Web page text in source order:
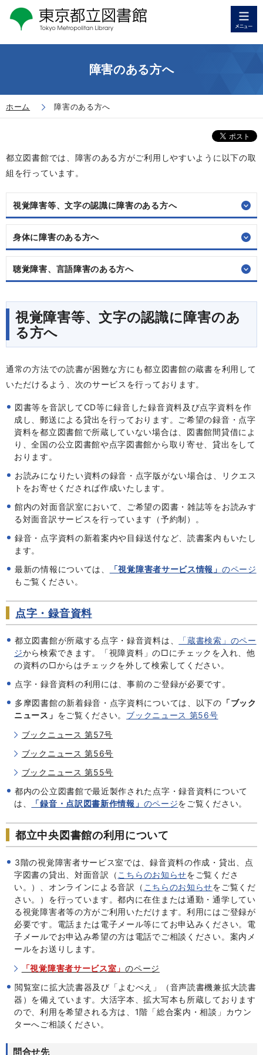
障害のある方へ
ホーム 障害のある方へ
都立図書館では、障害のある方がご利用しやすいように以下の取
組を行っています。
視覚障害等、文字の認識に障害のある方へ
身体に障害のある方へ
聴覚障害、言語障害のある方へ
視覚障害等、文字の認識に障害のあ
る方へ
通常の方法での読書が困難な方にも都立図書館の蔵書を利用して
いただけるよう、次のサービスを行っております。
図書等を音訳してCD等に録音した録音資料及び点字資料を作
成し、郵送による貸出を行っております。ご希望の録音・点字
資料を都立図書館で所蔵していない場合は、図書館間貸借によ
り、全国の公立図書館や点字図書館から取り寄せ、貸出をして
おります。
お読みになりたい資料の録音・点字版がない場合は、リクエス
トをお寄せくだされば作成いたします。
館内の対面音訳室において、ご希望の図書・雑誌等をお読みす
る対面音訳サービスを行っています（予約制）。
録音・点字資料の新着案内や目録送付など、読書案内もいたし
ます。
最新の情報については、
「視覚障害者サービス情報」 のページ
もご覧ください。
点字・録音資料
都立図書館が所蔵する点字・録音資料は、
「蔵書検索」のペー
ジから検索できます。「視障資料」の□にチェックを入れ、他
の資料の□からはチェックを外して検索してください。
点字・録音資料の利用には、事前のご登録が必要です。
多摩図書館の新着録音・点字資料については、以下の 「ブック
ニュース」 をご覧ください。 ブックニュース 第56号
ブックニュース 第57号
ブックニュース 第56号
ブックニュース 第55号
都内の公立図書館で最近製作された点字・録音資料について
は、
「録音・点訳図書新作情報」 のページをご覧ください。
都立中央図書館の利用について
3階の視覚障害者サービス室では、録音資料の作成・貸出、点
字図書の貸出、対面音訳（ こちらのお知らせをご覧くださ
い。）、オンラインによる音訳（ こちらのお知らせをご覧くだ
さい。）を行っています。都内に在住または通勤・通学してい
る視覚障害者等の方がご利用いただけます。利用にはご登録が
必要です。電話または電子メール等にてお申込みください。電
子メールでお申込み希望の方は電話でご相談ください。案内メ
ールをお送りします。
「視覚障害者サービス室」のページ
閲覧室に拡大読書器及び「よむべえ」（音声読書機兼拡大読書
器）を備えています。大活字本、拡大写本も所蔵しております
ので、利用を希望される方は、1階「総合案内・相談」カウン
ターへご相談ください。
問合せ先